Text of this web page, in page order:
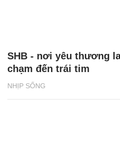
NHỊP SỐNG
SHB - nơi yêu thương
chạm đến trái tim